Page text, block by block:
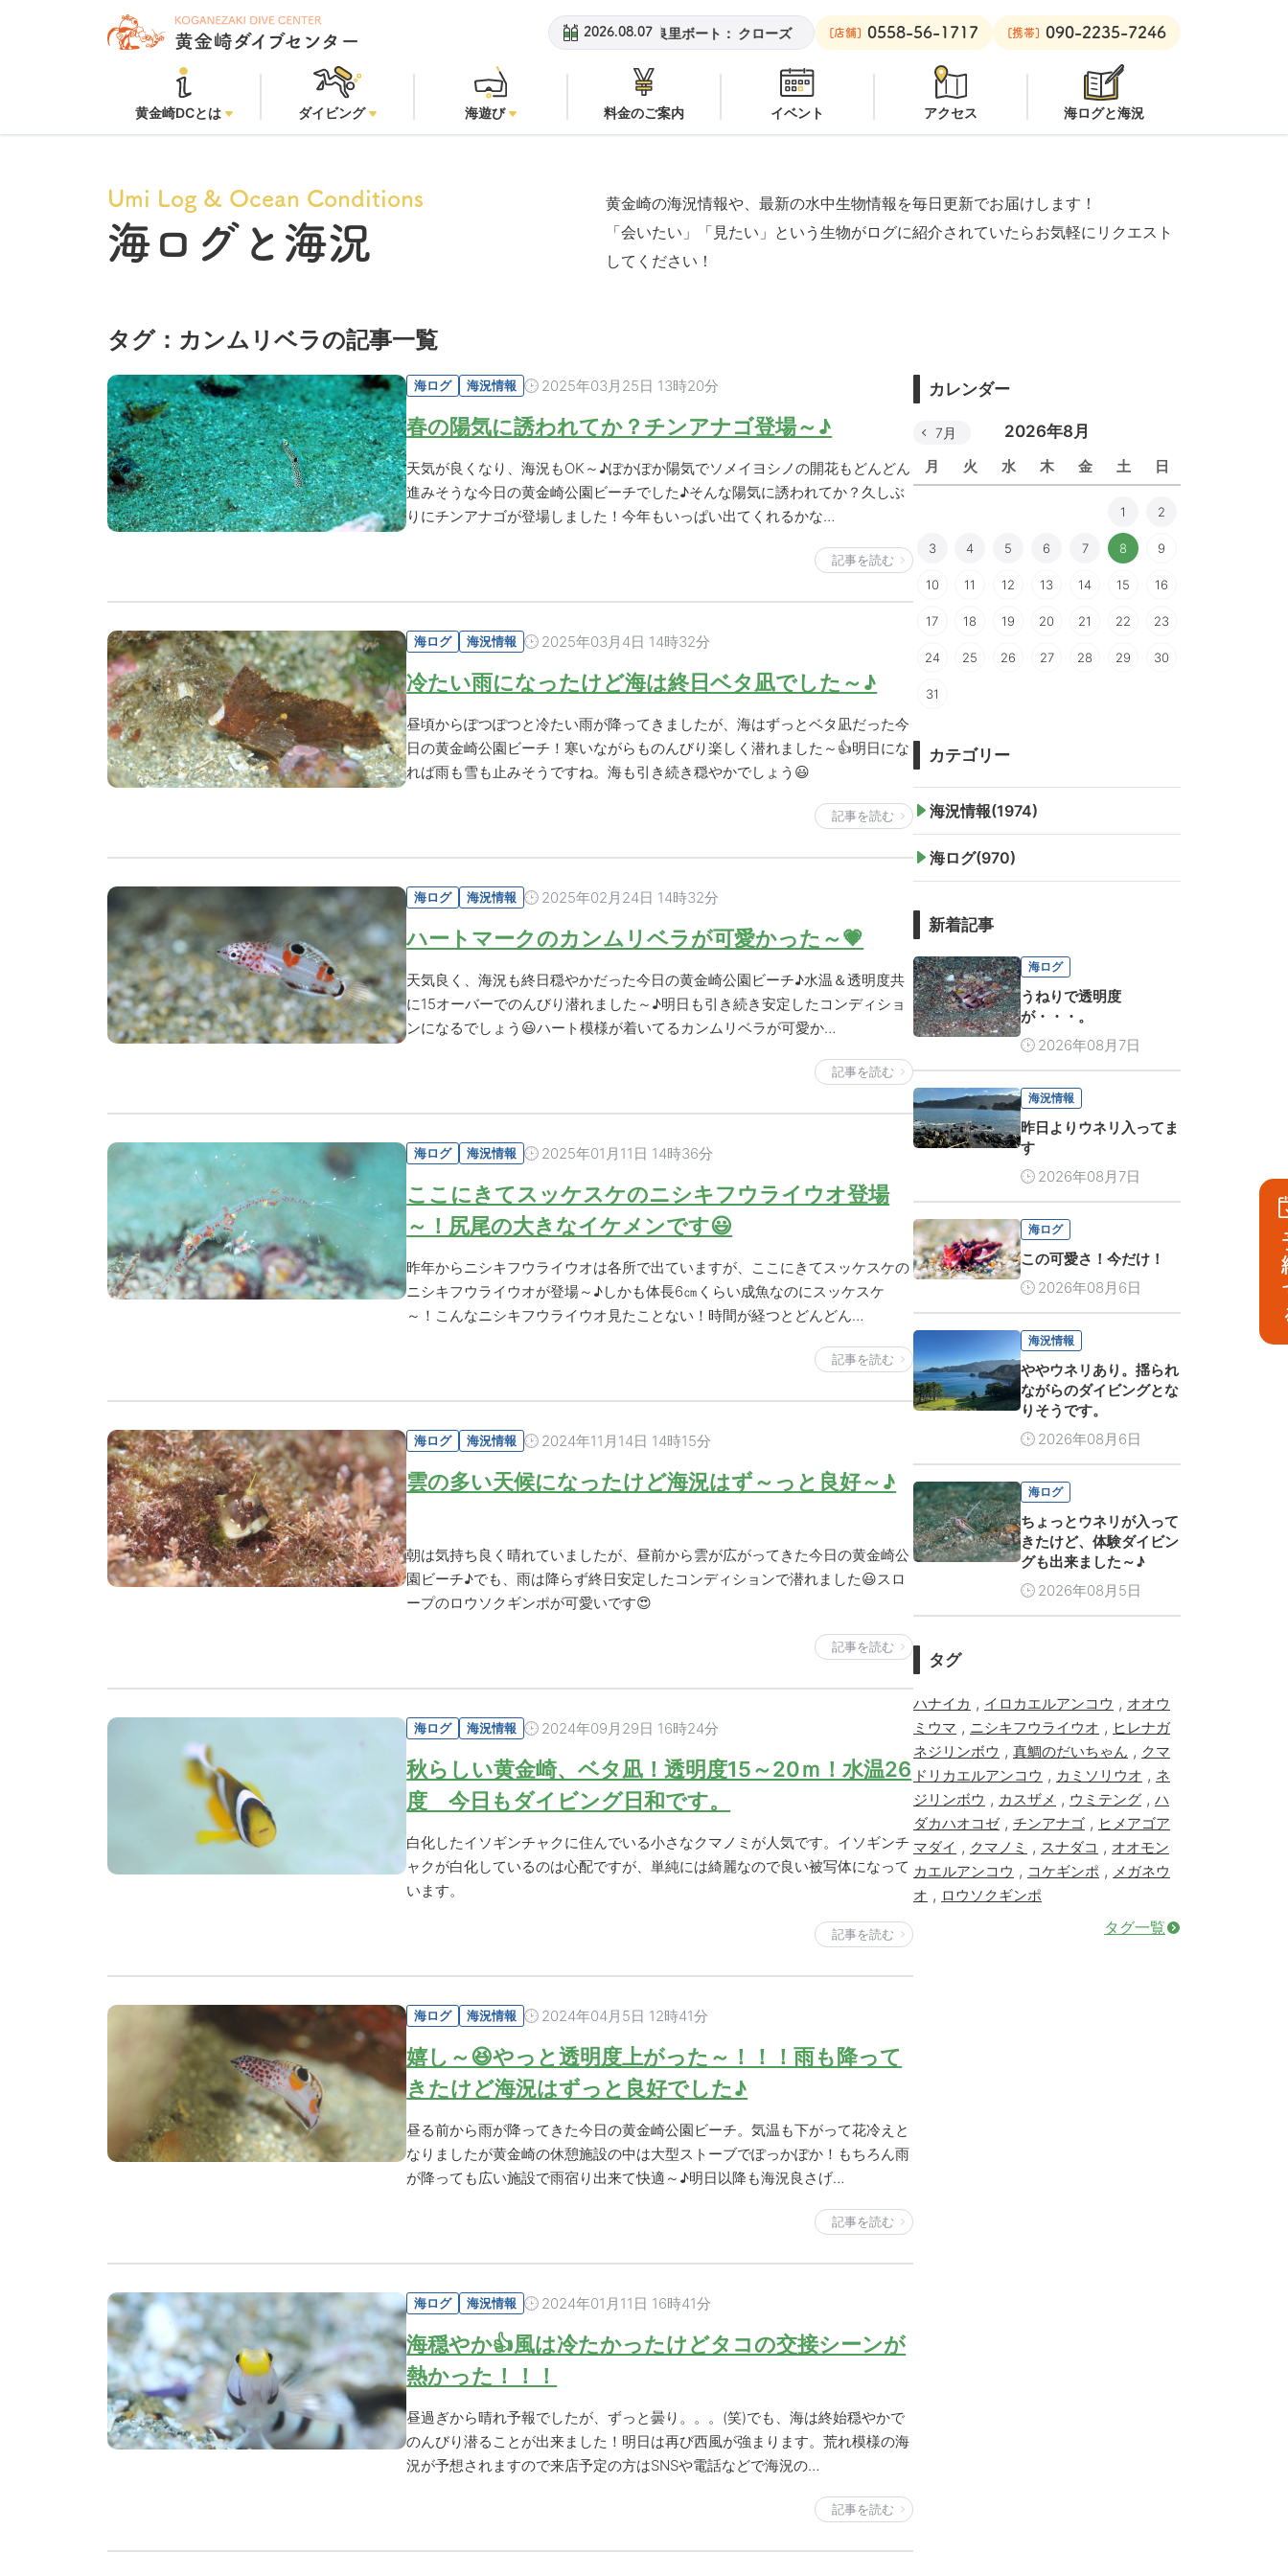
2026.08.07
潜水注意 安良里ボート：クローズ 黄金崎ビーチ： 潜水注意 安良里ボート：クローズ
[店舗] 0558-56-1717 [携帯] 090-2235-7246
黄金崎DCとは ダイビング 海遊び 料金のご案内 イベント アクセス 海ログと海況
Umi Log & Ocean Conditions
海ログと海況
黄金崎の海況情報や、最新の水中生物情報を毎日更新でお届けします！
「会いたい」「見たい」という生物がログに紹介されていたらお気軽にリクエスト
してください！
タグ：カンムリベラの記事一覧
海ログ 海況情報 2025年03月25日 13時20分
春の陽気に誘われてか？チンアナゴ登場～♪
天気が良くなり、海況もOK～♪ぽかぽか陽気でソメイヨシノの開花もどんどん
進みそうな今日の黄金崎公園ビーチでした♪そんな陽気に誘われてか？久しぶ
りにチンアナゴが登場しました！今年もいっぱい出てくれるかな…
記事を読む
海ログ 海況情報 2025年03月4日 14時32分
冷たい雨になったけど海は終日ベタ凪でした～♪
昼頃からぽつぽつと冷たい雨が降ってきましたが、海はずっとベタ凪だった今
日の黄金崎公園ビーチ！寒いながらものんびり楽しく潜れました～👍明日にな
れば雨も雪も止みそうですね。海も引き続き穏やかでしょう😃
記事を読む
海ログ 海況情報 2025年02月24日 14時32分
ハートマークのカンムリベラが可愛かった～💗
天気良く、海況も終日穏やかだった今日の黄金崎公園ビーチ♪水温＆透明度共
に15オーバーでのんびり潜れました～♪明日も引き続き安定したコンディショ
ンになるでしょう😃ハート模様が着いてるカンムリベラが可愛か…
記事を読む
海ログ 海況情報 2025年01月11日 14時36分
ここにきてスッケスケのニシキフウライウオ登場
～！尻尾の大きなイケメンです😃
昨年からニシキフウライウオは各所で出ていますが、ここにきてスッケスケの
ニシキフウライウオが登場～♪しかも体長6㎝くらい成魚なのにスッケスケ
～！こんなニシキフウライウオ見たことない！時間が経つとどんどん…
記事を読む
海ログ 海況情報 2024年11月14日 14時15分
雲の多い天候になったけど海況はず～っと良好～♪
朝は気持ち良く晴れていましたが、昼前から雲が広がってきた今日の黄金崎公
園ビーチ♪でも、雨は降らず終日安定したコンディションで潜れました😃スロ
ープのロウソクギンポが可愛いです😍
記事を読む
海ログ 海況情報 2024年09月29日 16時24分
秋らしい黄金崎、ベタ凪！透明度15～20ｍ！水温26
度 今日もダイビング日和です。
白化したイソギンチャクに住んでいる小さなクマノミが人気です。イソギンチ
ャクが白化しているのは心配ですが、単純には綺麗なので良い被写体になって
います。
記事を読む
海ログ 海況情報 2024年04月5日 12時41分
嬉し～😆やっと透明度上がった～！！！雨も降って
きたけど海況はずっと良好でした♪
昼る前から雨が降ってきた今日の黄金崎公園ビーチ。気温も下がって花冷えと
なりましたが黄金崎の休憩施設の中は大型ストーブでぽっかぽか！もちろん雨
が降っても広い施設で雨宿り出来て快適～♪明日以降も海況良さげ…
記事を読む
海ログ 海況情報 2024年01月11日 16時41分
海穏やか👍風は冷たかったけどタコの交接シーンが
熱かった！！！
昼過ぎから晴れ予報でしたが、ずっと曇り。。。(笑)でも、海は終始穏やかで
のんびり潜ることが出来ました！明日は再び西風が強まります。荒れ模様の海
況が予想されますので来店予定の方はSNSや電話などで海況の…
記事を読む
カレンダー
2026年8月
月 火 水 木 金 土 日
7月
1 2
3 4 5 6 7 8 9
10 11 12 13 14 15 16
17 18 19 20 21 22 23
24 25 26 27 28 29 30
31
カテゴリー
海況情報(1974)
海ログ(970)
新着記事
海ログ
うねりで透明度
が・・・。
2026年08月7日
海況情報
昨日よりウネリ入ってま
す
2026年08月7日
海ログ
この可愛さ！今だけ！
2026年08月6日
海況情報
ややウネリあり。揺られ
ながらのダイビングとな
りそうです。
2026年08月6日
海ログ
ちょっとウネリが入って
きたけど、体験ダイビン
グも出来ました～♪
2026年08月5日
タグ
ハナイカ , イロカエルアンコウ , オオウ
ミウマ , ニシキフウライウオ , ヒレナガ
ネジリンボウ , 真鯛のだいちゃん , クマ
ドリカエルアンコウ , カミソリウオ , ネ
ジリンボウ , カスザメ , ウミテング , ハ
ダカハオコゼ, チンアナゴ , ヒメアゴア
マダイ , クマノミ , スナダコ , オオモン
カエルアンコウ , コケギンポ , メガネウ
オ , ロウソクギンポ
タグ一覧